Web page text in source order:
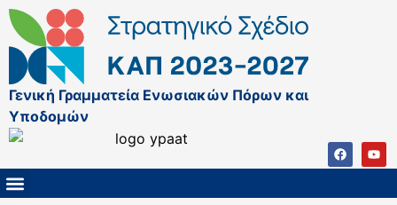
Γενική Γραμματεία Ενωσιακών Πόρων και
Υποδομών